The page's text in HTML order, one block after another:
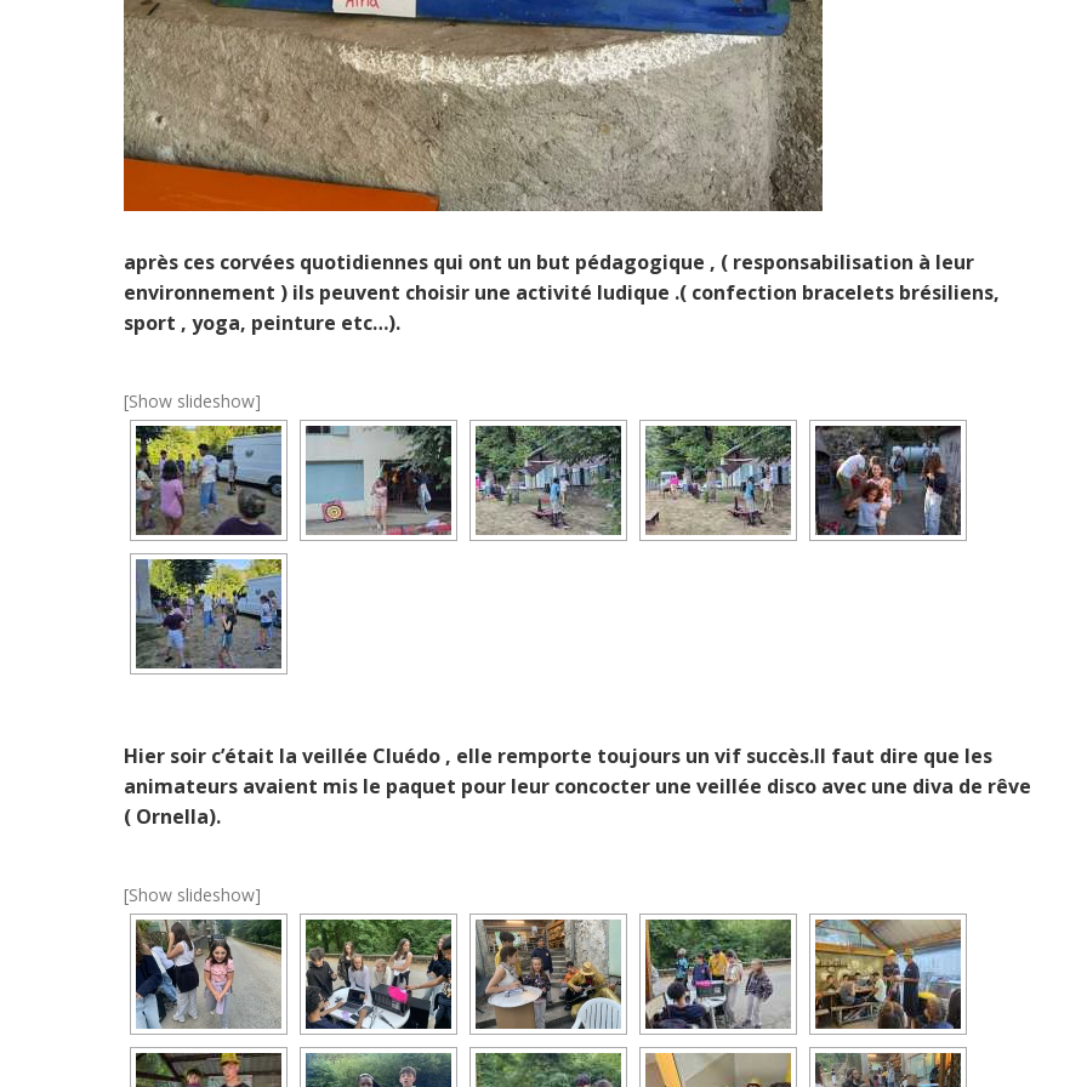
après ces corvées quotidiennes qui ont un but pédagogique , ( responsabilisation à leur
environnement ) ils peuvent choisir une activité ludique .( confection bracelets brésiliens,
sport , yoga, peinture etc…).
[Show slideshow]
Hier soir c’était la veillée Cluédo , elle remporte toujours un vif succès.Il faut dire que les
animateurs avaient mis le paquet pour leur concocter une veillée disco avec une diva de rêve
( Ornella).
[Show slideshow]